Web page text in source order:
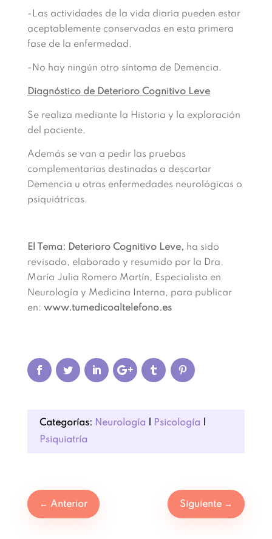
-Las actividades de la vida diaria pueden estar
aceptablemente conservadas en esta primera
fase de la enfermedad.
-No hay ningún otro síntoma de Demencia.
Diagnóstico de Deterioro Cognitivo Leve
Se realiza mediante la Historia y la exploración
del paciente.
Además se van a pedir las pruebas
complementarias destinadas a descartar
Demencia u otras enfermedades neurológicas o
psiquiátricas.
El Tema: Deterioro Cognitivo Leve, ha sido
revisado, elaborado y resumido por la Dra.
María Julia Romero Martín, Especialista en
Neurología y Medicina Interna, para publicar
en: www.tumedicoaltelefono.es
Categorías: Neurología Psicología
Psiquiatría
← Anterior Siguiente →